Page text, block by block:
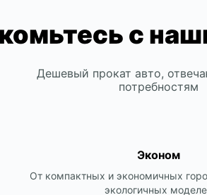
с
Дешевый прокат авто,
потребностям
Эконом
От компактных и экономичных
экологичных